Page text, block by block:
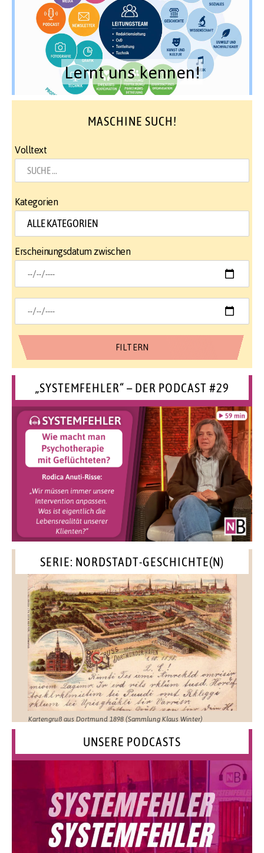
Lernt uns kennen!
MASCHINE SUCH!
Volltext
Kategorien
Erscheinungsdatum zwischen
„SYSTEMFEHLER“ – DER PODCAST #29
SERIE: NORDSTADT-GESCHICHTE(N)
Kartengruß aus Dortmund 1898 (Sammlung Klaus Winter)
UNSERE PODCASTS